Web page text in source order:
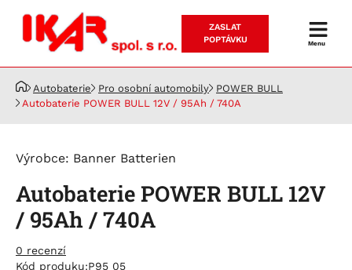
Prodej
servis
akumulátorů
ZASLAT
POPTÁVKU
Menu
Autobaterie Pro osobní automobily
POWER BULL
Autobaterie POWER BULL 12V / 95Ah / 740A
Výrobce: Banner Batterien
Autobaterie POWER BULL 12V
/ 95Ah / 740A
0 recenzí
Kód produku:P95 05